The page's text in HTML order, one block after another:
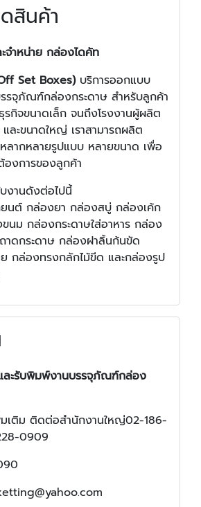
สินค้า
ำหน่าย กล่องไดคัท
Set Boxes) บริการออกแบบ
รจุภัณฑ์กล่องกระดาษ สำหรับลูกค้า
ธุรกิจขนาดเล็ก จนถึงโรงงานผู้ผลิต
ละขนาดใหญ่ เราสามารถผลิต
ากหลายรูปแบบ หลายขนาด เพื่อ
องการของลูกค้า
งานดังต่อไปนี้
ยนต์ กล่องยา กล่องสบู่ กล่องเค้ก
ม กล่องกระดาษใส่อาหาร กล่อง
ดกระดาษ กล่องฝาลิ้นก้นขัด
กล่องทรงกลักไม้ขีด และกล่องรูป
ละรับพิมพ์งานบรรจุภัณฑ์กล่อง
เติม ติดต่อสำนักงานใหญ่02-186-
0909